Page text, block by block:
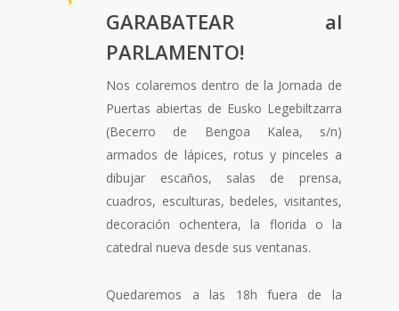
GARABATEAR al
PARLAMENTO!
Nos colaremos dentro de la Jornada de
Puertas abiertas de Eusko Legebiltzarra
(Becerro de Bengoa Kalea, s/n)
armados de lápices, rotus y pinceles a
dibujar escaños, salas de prensa,
cuadros, esculturas, bedeles, visitantes,
decoración ochentera, la florida o la
catedral nueva desde sus ventanas.
Quedaremos a las 18h fuera de la